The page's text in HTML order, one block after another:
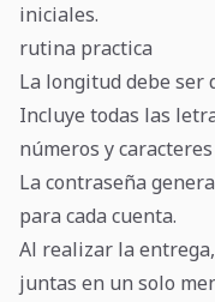
iniciales.
rutina practica
La longitud debe ser
Incluye todas las
números y
La contraseña
para cada cuenta.
Al realizar la
juntas en un solo